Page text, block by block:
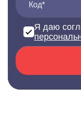
Код*
Я даю